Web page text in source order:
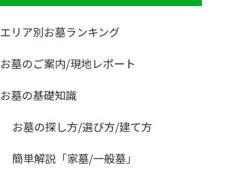
エリア別お墓ランキング
お墓のご案内/現地レポート
お墓の基礎知識
お墓の探し方/選び方/建て方
簡単解説「家墓/一般墓」